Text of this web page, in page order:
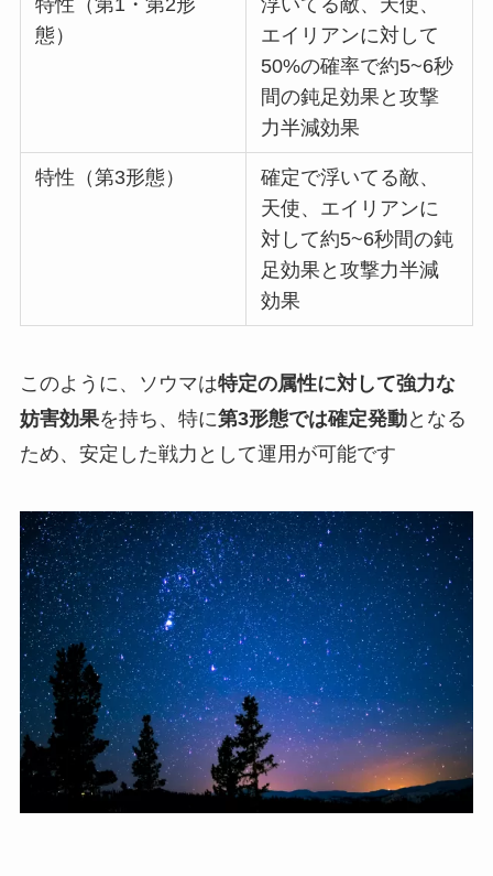
特性（第1・第2形
態）
浮いてる敵、天使、
エイリアンに対して
50%の確率で約5~6秒
間の鈍足効果と攻撃
力半減効果
特性（第3形態）
確定で浮いてる敵、
天使、エイリアンに
対して約5~6秒間の鈍
足効果と攻撃力半減
効果
このように、ソウマは特定の属性に対して強力な
妨害効果を持ち、特に第3形態では確定発動となる
ため、安定した戦力として運用が可能です